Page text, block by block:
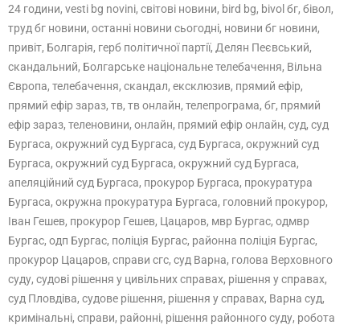
24 години, vesti bg novini, світові новини, bird bg, bivol бг, бівол,
труд бг новини, останні новини сьогодні, новини бг новини,
привіт, Болгарія, герб політичної партії, Делян Пеєвський,
скандальний, Болгарське національне телебачення, Вільна
Європа, телебачення, скандал, ексклюзив, прямий ефір,
прямий ефір зараз, тв, тв онлайн, телепрограма, бг, прямий
ефір зараз, теленовини, онлайн, прямий ефір онлайн, суд, суд
Бургаса, окружний суд Бургаса, суд Бургаса, окружний суд
Бургаса, окружний суд Бургаса, окружний суд Бургаса,
апеляційний суд Бургаса, прокурор Бургаса, прокуратура
Бургаса, окружна прокуратура Бургаса, головний прокурор,
Іван Гешев, прокурор Гешев, Цацаров, мвр Бургас, одмвр
Бургас, одп Бургас, поліція Бургас, районна поліція Бургас,
прокурор Цацаров, справи сгс, суд Варна, голова Верховного
суду, судові рішення у цивільних справах, рішення у справах,
суд Пловдіва, судове рішення, рішення у справах, Варна суд,
кримінальні, справи, районні, рішення районного суду, робота